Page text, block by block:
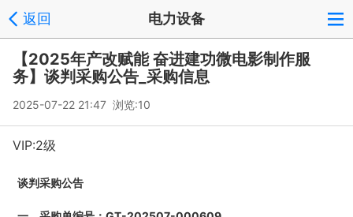
返回 电力设备
【2025年产改赋能 奋进建功微电影制作服
务】谈判采购公告_采购信息
2025-07-22 21:47 浏览:10
VIP:2级
谈判采购公告